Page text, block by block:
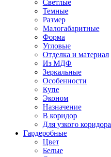
Светлые
Темные
Размер
Малогабаритные
Форма
Угловые
Отделка и материал
Из МДФ
Зеркальные
Особенности
Купе
Эконом
Назначение
В коридор
Для узкого коридора
Гардеробные
Цвет
Белые